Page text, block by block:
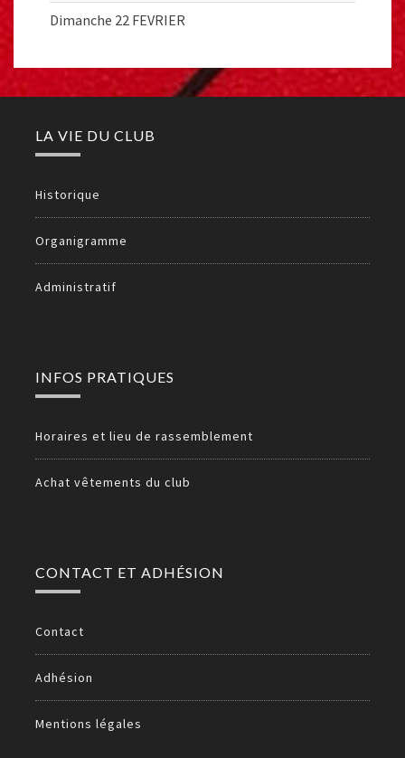
Dimanche 22 FEVRIER
LA VIE DU CLUB
Historique
Organigramme
Administratif
INFOS PRATIQUES
Horaires et lieu de rassemblement
Achat vêtements du club
CONTACT ET ADHÉSION
Contact
Adhésion
Mentions légales